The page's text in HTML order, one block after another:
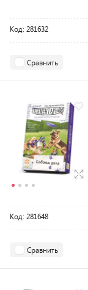
Код: 281632
Сравнить
Код: 281648
Сравнить